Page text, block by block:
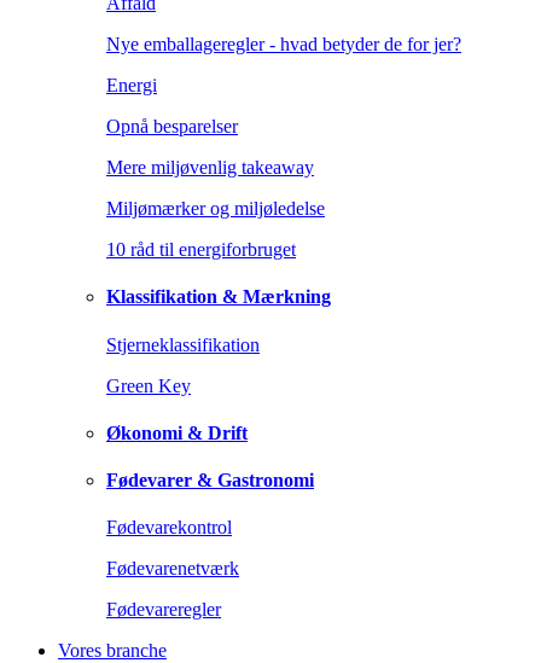
Nye emballageregler - hvad betyder de for jer?
Energi
Opnå besparelser
Mere miljøvenlig takeaway
Miljømærker og miljøledelse
10 råd til energiforbruget
Klassifikation & Mærkning
Stjerneklassifikation
Green Key
Økonomi & Drift
Fødevarer & Gastronomi
Fødevarekontrol
Fødevarenetværk
Fødevareregler
Vores branche